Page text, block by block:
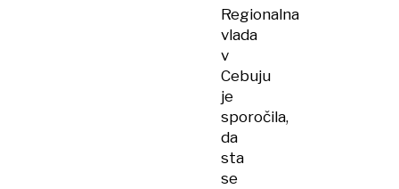
Regionalna
vlada
v
Cebuju
je
sporočila,
da
sta
se